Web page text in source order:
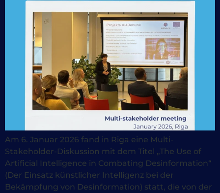
Am 6. Januar 2026 fand in Riga eine Multi-
Stakeholder-Diskussion mit dem Titel „The Use of
Artificial Intelligence in Combating Desinformation“
(Der Einsatz künstlicher Intelligenz bei der
Bekämpfung von Desinformation) statt, die von der